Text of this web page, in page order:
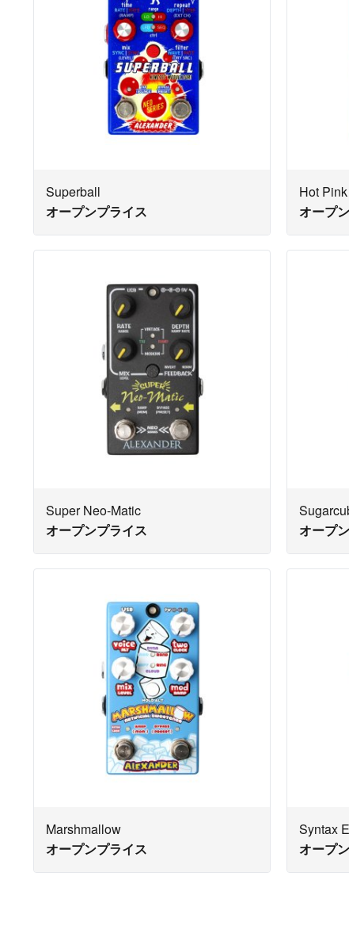
Superball
オープンプライス
Hot
オープ
Super Neo-Matic
オープンプライス
オープ
Marshmallow
オープンプライス
Syntax
オープ